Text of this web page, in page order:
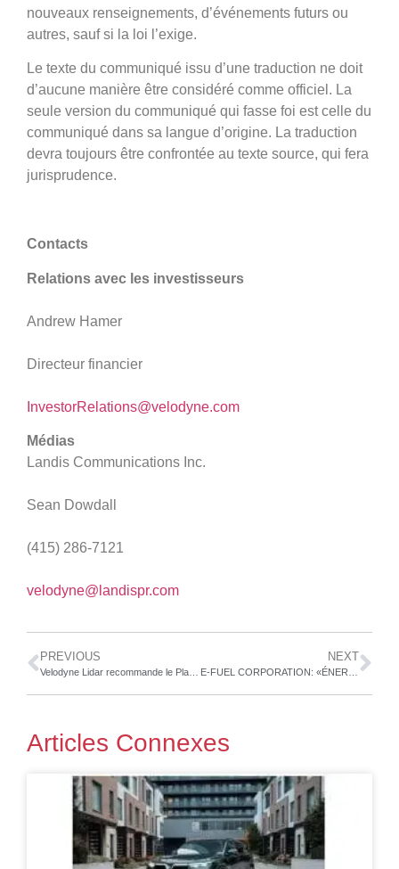
nouveaux renseignements, d’événements futurs ou
autres, sauf si la loi l’exige.
Le texte du communiqué issu d’une traduction ne doit
d’aucune manière être considéré comme officiel. La
seule version du communiqué qui fasse foi est celle du
communiqué dans sa langue d’origine. La traduction
devra toujours être confrontée au texte source, qui fera
jurisprudence.
Contacts
Relations avec les investisseurs
Andrew Hamer
Directeur financier
InvestorRelations@velodyne.com
Médias
Landis Communications Inc.
Sean Dowdall
(415) 286-7121
velodyne@landispr.com
PREVIOUS NEXT
Articles Connexes